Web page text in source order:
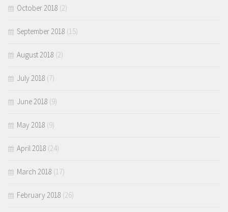
October 2018 (2)
September 2018 (15)
August 2018 (2)
July 2018 (7)
June 2018 (9)
May 2018 (9)
April 2018 (24)
March 2018 (17)
February 2018 (26)